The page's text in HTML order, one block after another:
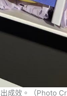
成效。（Photo